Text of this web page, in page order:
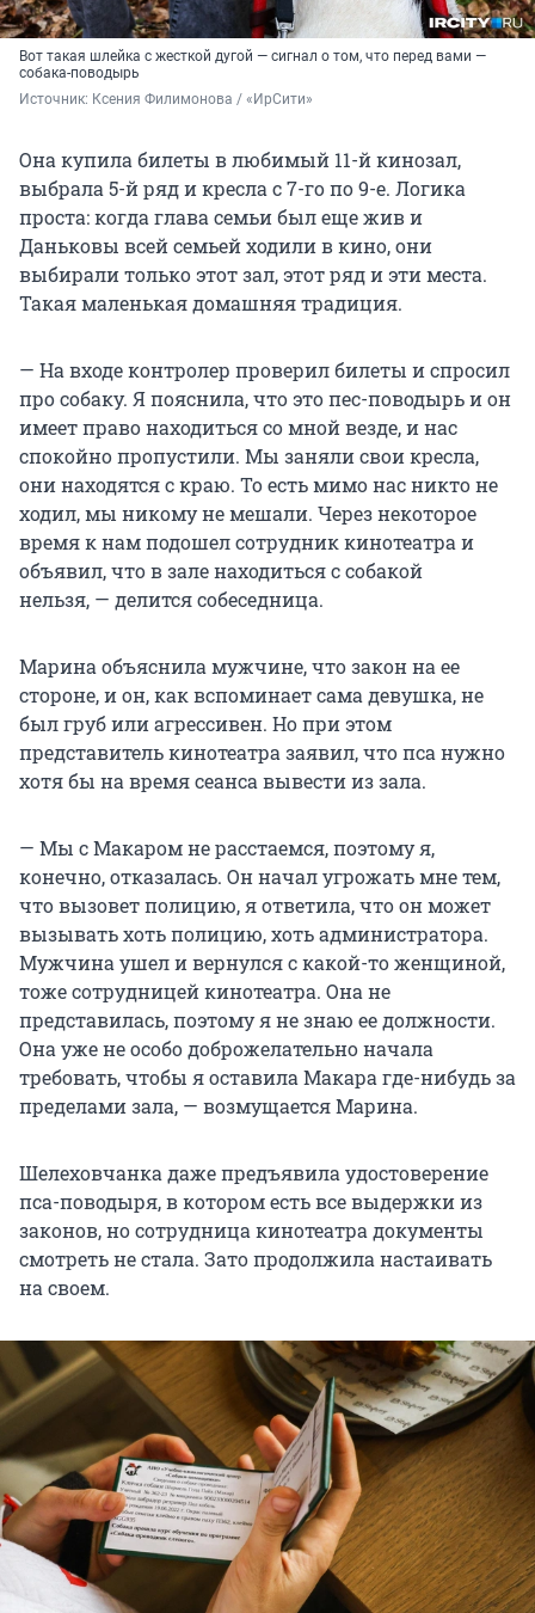
Вот такая шлейка с жесткой дугой — сигнал о том, что перед вами —
собака-поводырь
Источник: Ксения Филимонова / «ИрСити»
Она купила билеты в любимый 11-й кинозал,
выбрала 5-й ряд и кресла с 7-го по 9-е. Логика
проста: когда глава семьи был еще жив и
Даньковы всей семьей ходили в кино, они
выбирали только этот зал, этот ряд и эти места.
Такая маленькая домашняя традиция.
— На входе контролер проверил билеты и спросил
про собаку. Я пояснила, что это пес-поводырь и он
имеет право находиться со мной везде, и нас
спокойно пропустили. Мы заняли свои кресла,
они находятся с краю. То есть мимо нас никто не
ходил, мы никому не мешали. Через некоторое
время к нам подошел сотрудник кинотеатра и
объявил, что в зале находиться с собакой
нельзя, — делится собеседница.
Марина объяснила мужчине, что закон на ее
стороне, и он, как вспоминает сама девушка, не
был груб или агрессивен. Но при этом
представитель кинотеатра заявил, что пса нужно
хотя бы на время сеанса вывести из зала.
— Мы с Макаром не расстаемся, поэтому я,
конечно, отказалась. Он начал угрожать мне тем,
что вызовет полицию, я ответила, что он может
вызывать хоть полицию, хоть администратора.
Мужчина ушел и вернулся с какой-то женщиной,
тоже сотрудницей кинотеатра. Она не
представилась, поэтому я не знаю ее должности.
Она уже не особо доброжелательно начала
требовать, чтобы я оставила Макара где-нибудь за
пределами зала, — возмущается Марина.
Шелеховчанка даже предъявила удостоверение
пса-поводыря, в котором есть все выдержки из
законов, но сотрудница кинотеатра документы
смотреть не стала. Зато продолжила настаивать
на своем.